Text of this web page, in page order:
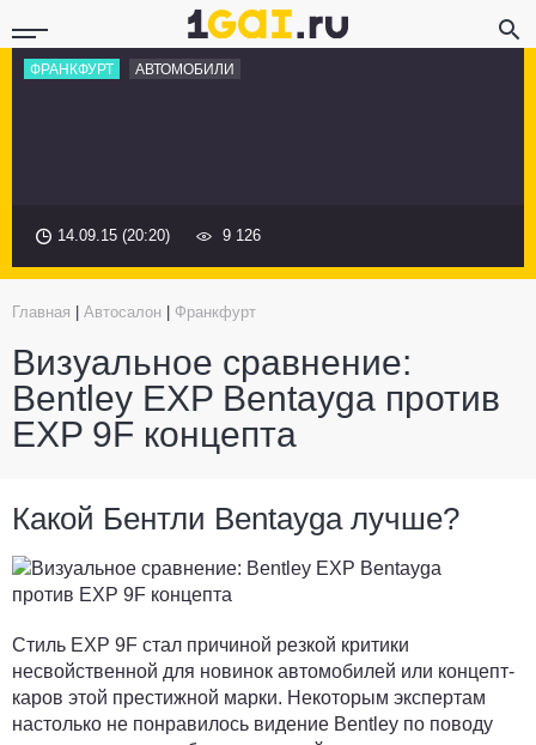
ФРАНКФУРТ АВТОМОБИЛИ
14.09.15 (20:20) 9 126
Главная Автосалон Франкфурт
Визуальное сравнение:
Bentley EXP Bentayga против
EXP 9F концепта
Какой Бентли Bentayga лучше?
Стиль EXP 9F стал причиной резкой критики
несвойственной для новинок автомобилей или концепт-
каров этой престижной марки. Некоторым экспертам
настолько не понравилось видение Bentley по поводу